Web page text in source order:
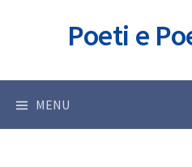
Poeti e
MENU